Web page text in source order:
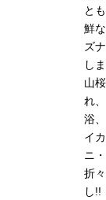
と
鮮
ズ
し
山
れ
浴
イ
ニ
折
し